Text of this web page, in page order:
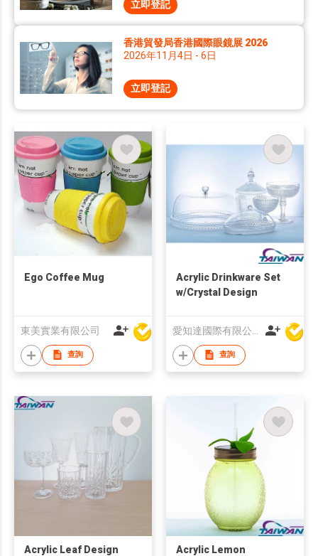
立即登記
香港貿發局香港國際眼鏡展 2026
2026年11月4日 - 6日
立即登記
Ego Coffee Mug
東美實業有限公司
查詢
Acrylic Drinkware Set
w/Crystal Design
查詢
Acrylic Leaf Design
Acrylic Lemon